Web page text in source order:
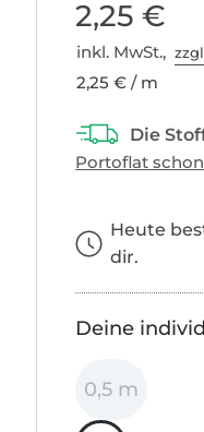
2,25 €
inkl. MwSt.,
2,25 € / m
Heute
dir.
Deine
0,5 m